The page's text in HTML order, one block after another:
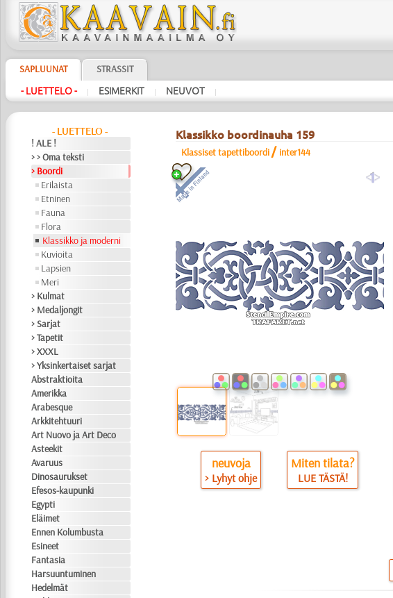
SAPLUUNAT STRASSIT
- LUETTELO - | ESIMERKIT | NEUVOT |
- LUETTELO -
! ALE !
> > Oma teksti
> Boordi
Erilaista
Etninen
Fauna
Flora
Klassikko ja moderni
Kuvioita
Lapsien
Meri
> Kulmat
> Medaljongit
> Sarjat
> Tapetit
> XXXL
> Yksinkertaiset sarjat
Abstraktioita
Amerikka
Arabesque
Arkkitehtuuri
Art Nuovo ja Art Deco
Asteekit
Avaruus
Dinosaurukset
Efesos-kaupunki
Egypti
Eläimet
Ennen Kolumbusta
Esineet
Fantasia
Harsuuntuminen
Hedelmät
Klassikko boordinauha 159
Klassiset tapettiboordi / inter144
a
neuvoja
> Lyhyt ohje
Miten tilata?
LUE TÄSTÄ!